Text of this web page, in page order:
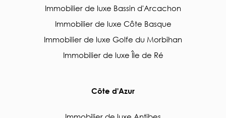
Immobilier de luxe Bassin d'Arcachon
Immobilier de luxe Côte Basque
Immobilier de luxe Golfe du Morbihan
Immobilier de luxe Île de Ré
Côte d'Azur